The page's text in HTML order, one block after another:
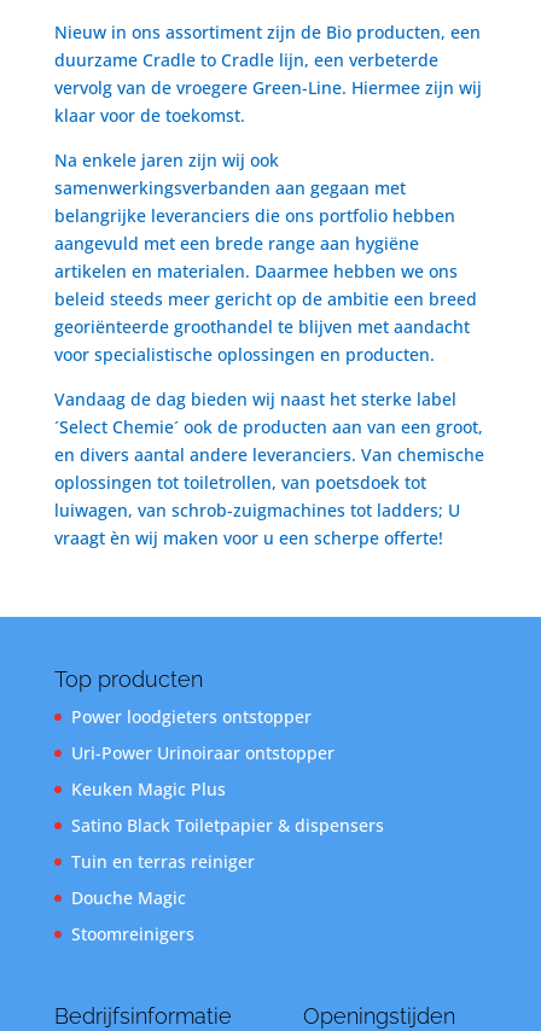
Nieuw in ons assortiment zijn de Bio producten, een
duurzame Cradle to Cradle lijn, een verbeterde
vervolg van de vroegere Green-Line. Hiermee zijn wij
klaar voor de toekomst.
Na enkele jaren zijn wij ook
samenwerkingsverbanden aan gegaan met
belangrijke leveranciers die ons portfolio hebben
aangevuld met een brede range aan hygiëne
artikelen en materialen. Daarmee hebben we ons
beleid steeds meer gericht op de ambitie een breed
georiënteerde groothandel te blijven met aandacht
voor specialistische oplossingen en producten.
Vandaag de dag bieden wij naast het sterke label
´Select Chemie´ ook de producten aan van een groot,
en divers aantal andere leveranciers. Van chemische
oplossingen tot toiletrollen, van poetsdoek tot
luiwagen, van schrob-zuigmachines tot ladders; U
vraagt èn wij maken voor u een scherpe offerte!
Top producten
Power loodgieters ontstopper
Uri-Power Urinoiraar ontstopper
Keuken Magic Plus
Satino Black Toiletpapier & dispensers
Tuin en terras reiniger
Douche Magic
Stoomreinigers
Bedrijfsinformatie Openingstijden